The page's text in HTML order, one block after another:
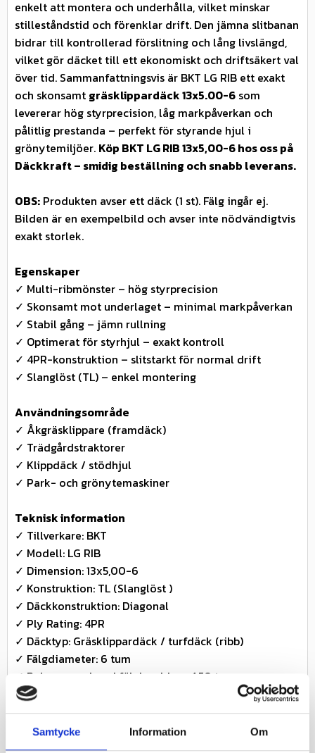
Samtycke Information Om
enkelt att montera och underhålla, vilket minskar
stilleståndstid och förenklar drift. Den jämna slitbanan
bidrar till kontrollerad förslitning och lång livslängd,
vilket gör däcket till ett ekonomiskt och driftsäkert val
över tid. Sammanfattningsvis är BKT LG RIB ett exakt
och skonsamt gräsklippardäck 13x5.00-6 som
levererar hög styrprecision, låg markpåverkan och
pålitlig prestanda – perfekt för styrande hjul i
grönytemiljöer. Köp BKT LG RIB 13x5,00-6 hos oss på
Däckkraft – smidig beställning och snabb leverans.
OBS: Produkten avser ett däck (1 st). Fälg ingår ej.
Bilden är en exempelbild och avser inte nödvändigtvis
exakt storlek.
Egenskaper
✓ Multi-ribmönster – hög styrprecision
✓ Skonsamt mot underlaget – minimal markpåverkan
✓ Stabil gång – jämn rullning
✓ Optimerat för styrhjul – exakt kontroll
✓ 4PR-konstruktion – slitstarkt för normal drift
✓ Slanglöst (TL) – enkel montering
Användningsområde
✓ Åkgräsklippare (framdäck)
✓ Trädgårdstraktorer
✓ Klippdäck / stödhjul
✓ Park- och grönytemaskiner
Teknisk information
✓ Tillverkare: BKT
✓ Modell: LG RIB
✓ Dimension: 13x5,00-6
✓ Konstruktion: TL (Slanglöst )
✓ Däckkonstruktion: Diagonal
✓ Ply Rating: 4PR
✓ Däcktyp: Gräsklippardäck / turfdäck (ribb)
✓ Fälgdiameter: 6 tum
✓ Rekommenderad fälgbredd: ca 4.50 tum
✓ Bredd: ca 127 mm ✓ Total diameter: ca 325 mm ✓
Lufttryck: ca 2.8 bar ✓ Profildjup: ca 4–6 mm
Belastning & hastighet